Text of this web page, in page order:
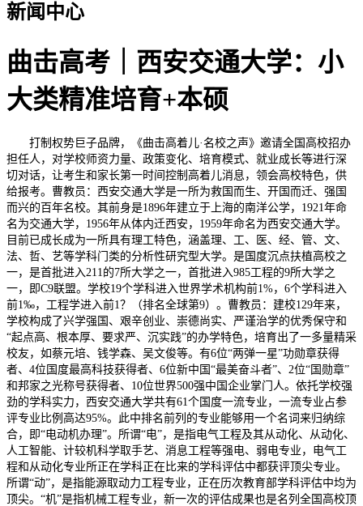
新闻中心
曲击高考｜西安交通大学：小
大类精准培育+本硕
打制权势巨子品牌，《曲击高着儿·名校之声》邀请全国高校招办
担任人，对学校师资力量、政策变化、培育模式、就业成长等进行深
切对话，让考生和家长第一时间控制高着儿消息，领会高校特色，供
给报考。曹教员：西安交通大学是一所为救国而生、开国而迁、强国
而兴的百年名校。其前身是1896年建立于上海的南洋公学，1921年命
名为交通大学，1956年从体内迁西安，1959年命名为西安交通大学。
目前已成长成为一所具有理工特色，涵盖理、工、医、经、管、文、
法、哲、艺等学科门类的分析性研究型大学。是国度沉点扶植高校之
一，是首批进入211的7所大学之一，首批进入985工程的9所大学之
一，即C9联盟。学校19个学科进入世界学术机构前1%，6个学科进入
前1‰，工程学进入前1？（排名全球第9）。曹教员：建校129年来，
学校构成了兴学强国、艰辛创业、崇德尚实、严谨治学的优秀保守和
“起点高、根本厚、要求严、沉实践”的办学特色，培育出了一多量精采
校友，如蔡元培、钱学森、吴文俊等。有6位“两弹一星”功勋章获得
者、4位国度最高科技获得者、6位新中国“最美奋斗者”、2位“国勋章”
和邦家之光称号获得者、10位世界500强中国企业掌门人。依托学校强
劲的学科实力，西安交通大学共有61个国度一流专业，一流专业占参
评专业比例高达95%。此中排名前列的专业能够用一个名词来归纳综
合，即“电动机办理”。所谓“电”，是指电气工程及其从动化、从动化、
人工智能、计较机科学取手艺、消息工程等强电、弱电专业，电气工
程和从动化专业所正在学科正在比来的学科评估中都获评顶尖专业。
所谓“动”，是指能源取动力工程专业，正在历次教育部学科评估中均为
顶尖。“机”是指机械工程专业，新一次的评估成果也是名列全国高校顶